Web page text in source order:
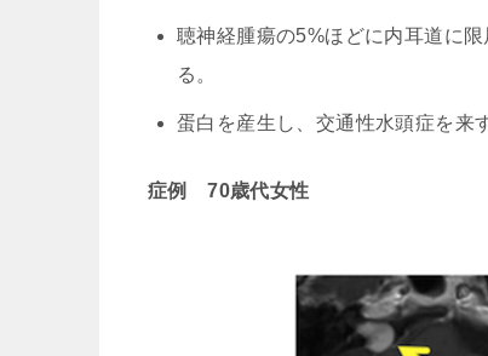
聴神経腫瘍の5%ほどに内耳道に
る。
蛋白を産生し、交通性水頭症を来
症例 70歳代女性